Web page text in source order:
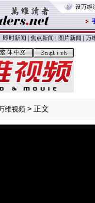
设万维
即时新闻 焦点新闻 图片新闻 万
维视频 > 正文